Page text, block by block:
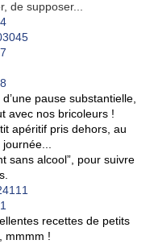
de supposer...
pause substantielle,
avec nos bricoleurs !
apéritif pris dehors, au
sans alcool”, pour suivre
recettes de petits
mmmm !